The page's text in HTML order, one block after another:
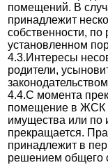
помещений. В
принадлежит
собственности,
установленном
4.3.Интересы
родители,
4.4.С момента
помещение в ЖСК
имущества или
прекращается.
принадлежит в
решением общего